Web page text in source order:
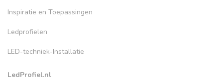
Inspiratie en Toepassingen
Ledprofielen
LED-techniek-Installatie
LedProfiel.nl